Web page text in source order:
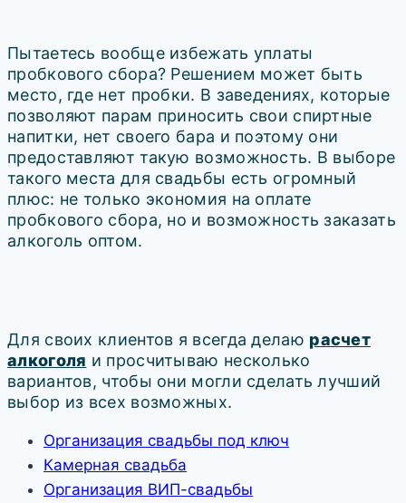
Пытаетесь вообще избежать уплаты
пробкового сбора? Решением может быть
место, где нет пробки. В заведениях, которые
позволяют парам приносить свои спиртные
напитки, нет своего бара и поэтому они
предоставляют такую возможность. В выборе
такого места для свадьбы есть огромный
плюс: не только экономия на оплате
пробкового сбора, но и возможность заказать
алкоголь оптом.
Для своих клиентов я всегда делаю расчет
алкоголя и просчитываю несколько
вариантов, чтобы они могли сделать лучший
выбор из всех возможных.
Организация свадьбы под ключ
Камерная свадьба
Организация ВИП-свадьбы